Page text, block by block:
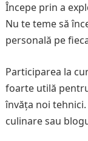
Începe prin a
Nu te teme să
personală pe
Participarea la
foarte utilă
învăța noi
culinare sau